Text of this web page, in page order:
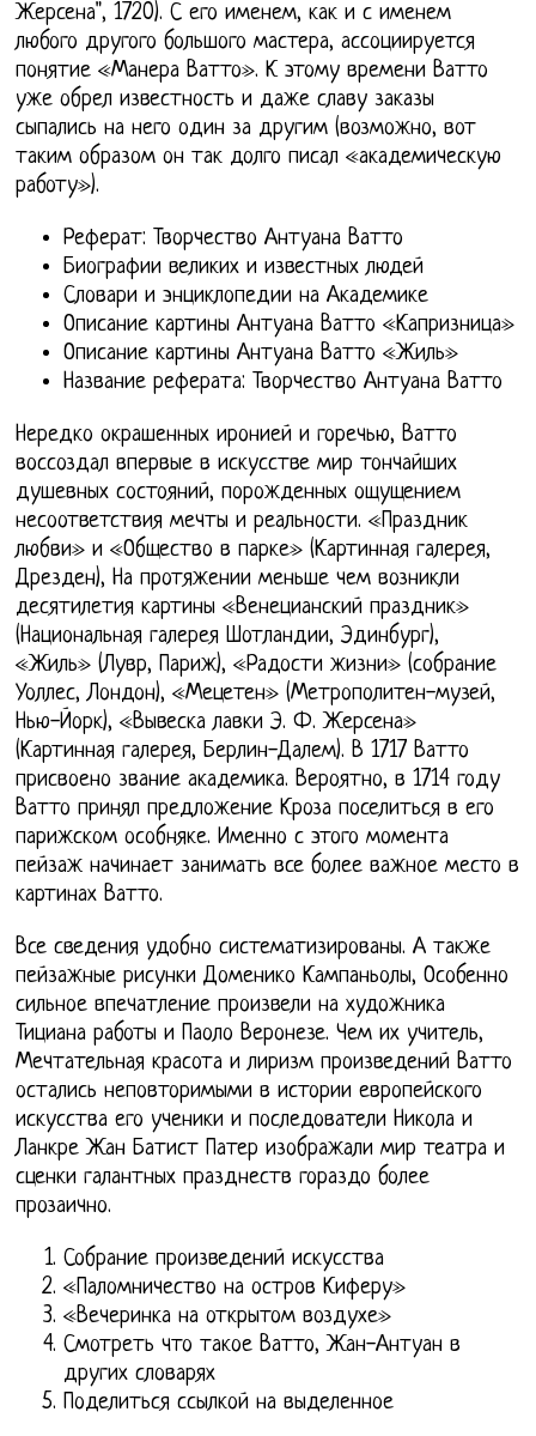
Жерсена", 1720). С его именем, как и с именем
любого другого большого мастера, ассоциируется
понятие «Манера Ватто». К этому времени Ватто
уже обрел известность и даже славу заказы
сыпались на него один за другим (возможно, вот
таким образом он так долго писал «академическую
работу»).
Реферат: Творчество Антуана Ватто
Биографии великих и известных людей
Словари и энциклопедии на Академике
Описание картины Антуана Ватто «Капризница»
Описание картины Антуана Ватто «Жиль»
Название реферата: Творчество Антуана Ватто
Нередко окрашенных иронией и горечью, Ватто
воссоздал впервые в искусстве мир тончайших
душевных состояний, порожденных ощущением
несоответствия мечты и реальности. «Праздник
любви» и «Общество в парке» (Картинная галерея,
Дрезден), На протяжении меньше чем возникли
десятилетия картины «Венецианский праздник»
(Национальная галерея Шотландии, Эдинбург),
«Жиль» (Лувр, Париж), «Радости жизни» (собрание
Уоллес, Лондон), «Мецетен» (Метрополитен-музей,
Нью-Йорк), «Вывеска лавки Э. Ф. Жерсена»
(Картинная галерея, Берлин-Далем). В 1717 Ватто
присвоено звание академика. Вероятно, в 1714 году
Ватто принял предложение Кроза поселиться в его
парижском особняке. Именно с этого момента
пейзаж начинает занимать все более важное место в
картинах Ватто.
Все сведения удобно систематизированы. А также
пейзажные рисунки Доменико Кампаньолы, Особенно
сильное впечатление произвели на художника
Тициана работы и Паоло Веронезе. Чем их учитель,
Мечтательная красота и лиризм произведений Ватто
остались неповторимыми в истории европейского
искусства его ученики и последователи Никола и
Ланкре Жан Батист Патер изображали мир театра и
сценки галантных празднеств гораздо более
прозаично.
Собрание произведений искусства
«Паломничество на остров Киферу»
«Вечеринка на открытом воздухе»
Смотреть что такое Ватто, Жан-Антуан в
других словарях
Поделиться ссылкой на выделенное